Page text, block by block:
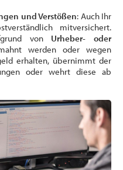
und Verstößen: Auch Ihr
mitversichert.
von Urheber- oder
werden oder wegen
erhalten, übernimmt der
oder wehrt diese ab